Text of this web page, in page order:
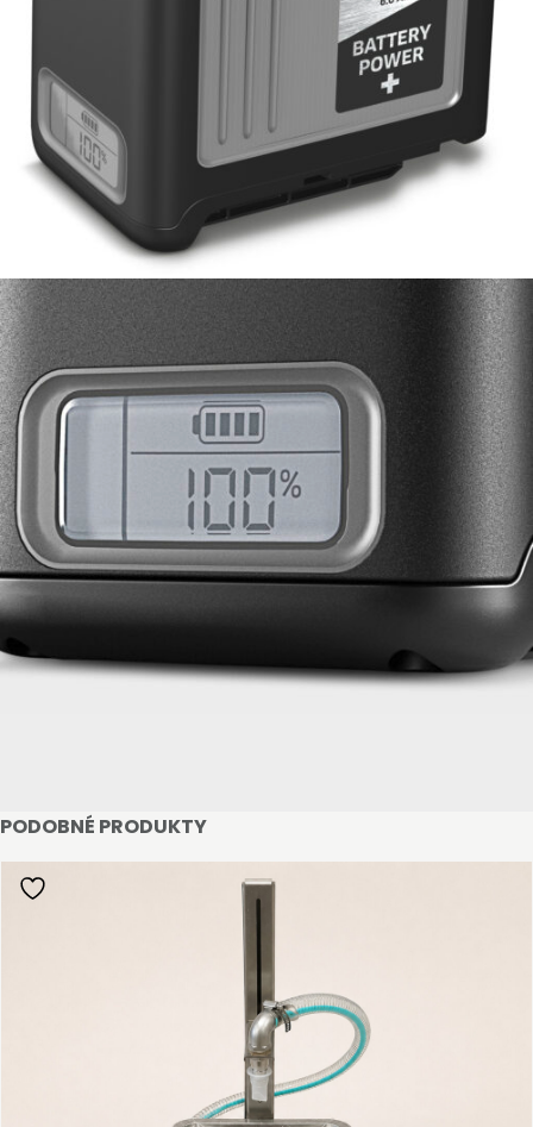
PODOBNÉ PRODUKTY
STAŇTE SE KLIENTEM
Stát se klientem velkoobchodu Bohéme Collection
je jednoduché, stačí podnikat a mít platné IČO.
Kromě snadnějšího procesu objednávek můžete
získat slevy až do výše 25 % v závislosti na velikosti